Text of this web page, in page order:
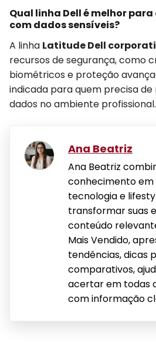
Qual linha Dell é melhor
com dados sensíveis?
A linha Latitude Dell
recursos de segurança, como
biométricos e proteção
indicada para quem precisa
dados no ambiente profissional.
Ana Beatriz
Ana Beatriz
conhecimento em
tecnologia e
transformar suas
conteúdo
Mais Vendido,
tendências, dicas
comparativos,
acertar em todas
com informação